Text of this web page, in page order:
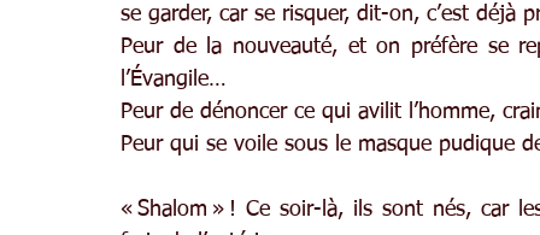
se garder, car se risquer, dit-on, c’est déjà
Peur de la nouveauté, et on préfère se
l’Évangile…
Peur de dénoncer ce qui avilit l’homme,
Peur qui se voile sous le masque pudique
« Shalom » ! Ce soir-là, ils sont nés, car